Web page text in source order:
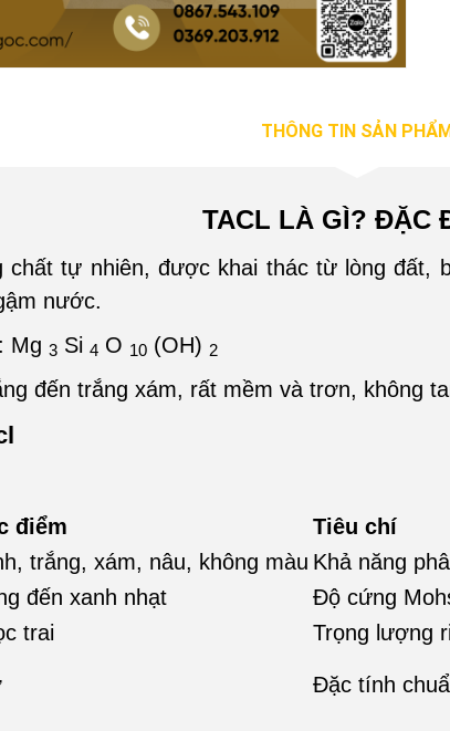
THÔNG TIN SẢN
TACL LÀ GÌ? ĐẶC
chất tự nhiên, được khai thác từ lòng đất,
nước.
Mg 3 Si 4 O 10 (OH) 2
đến trắng xám, rất mềm và trơn, không
điểm Tiêu chí
trắng, xám, nâu, không màu Khả năng
đến xanh nhạt Độ cứng
trai Trọng lượng
Đặc tính